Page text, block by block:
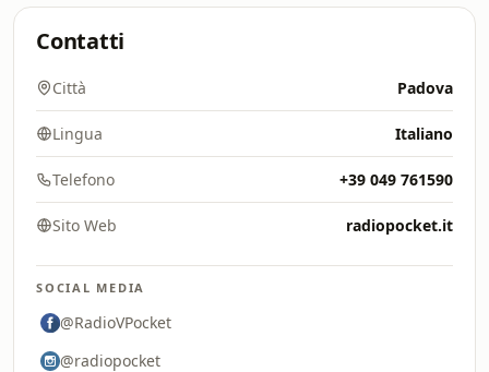
Contatti
Città Padova
Lingua Italiano
Telefono +39 049 761590
Sito Web radiopocket.it
SOCIAL MEDIA
@RadioVPocket
@radiopocket